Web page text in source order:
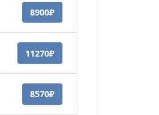
8900₽
11270₽
8570₽